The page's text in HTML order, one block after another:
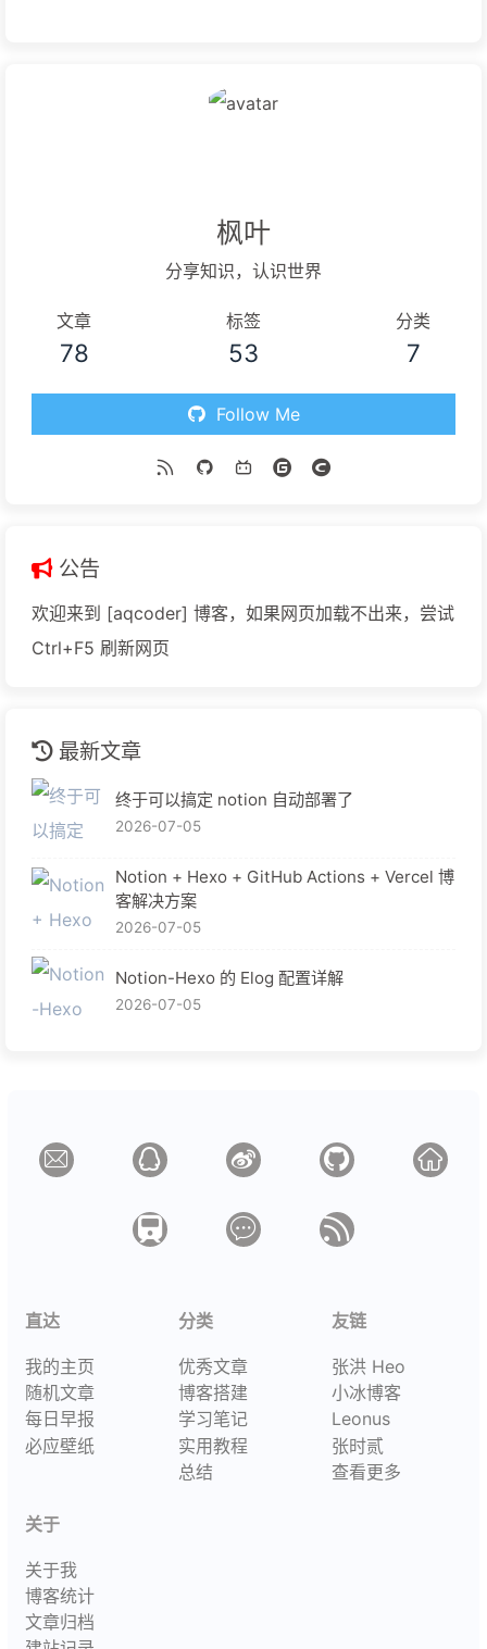
枫叶
分享知识，认识世界
文章
78
标签
53
分类
7
Follow Me
公告
欢迎来到 [aqcoder] 博客，如果网页加载不出来，尝试
Ctrl+F5 刷新网页
最新文章
终于可以搞定 notion 自动部署了
2026-07-05
Notion + Hexo + GitHub Actions + Vercel 博
客解决方案
2026-07-05
Notion-Hexo 的 Elog 配置详解
2026-07-05
直达
我的主页
随机文章
每日早报
必应壁纸
分类
优秀文章
博客搭建
学习笔记
实用教程
总结
友链
张洪 Heo
小冰博客
Leonus
张时贰
查看更多
关于
关于我
博客统计
文章归档